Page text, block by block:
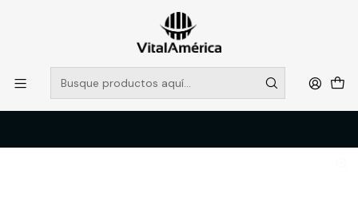
POR SISTEMA FRONTAL SOLO RETIROS EN TIENDA, DESDE
MUCHAS GRACIAS +569 5956 2237
Leer más
Catálogo
VESTIMENTA TECNICA Y CORPORATIVA
ROPA TERMICA Y PRIMERA CAPA
PRIMERA CAPA POLIESTER UNISEX T/S BLACK BULL